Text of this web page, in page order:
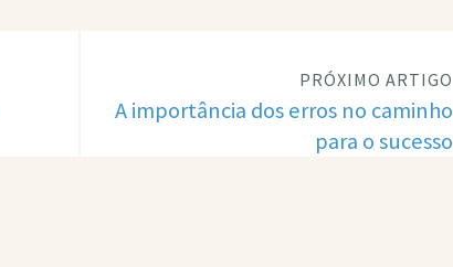
PRÓXIMO ARTIGO
A importância dos erros no caminho
para o sucesso